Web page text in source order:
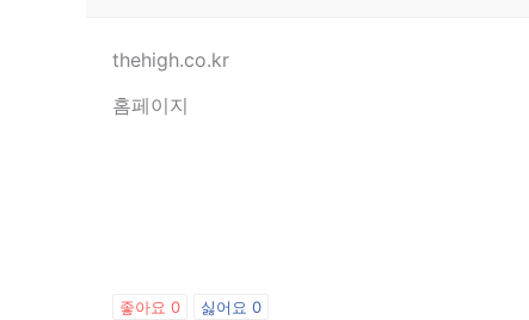
thehigh.co.kr
홈페이지
좋아요 0 싫어요 0